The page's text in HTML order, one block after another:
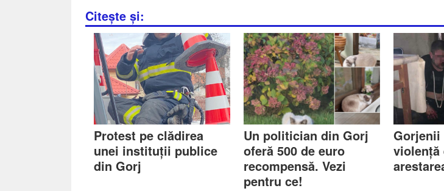
Citește și:
Protest pe clădirea
unei instituții publice
din Gorj
Un politician din Gorj
oferă 500 de euro
recompensă. Vezi
pentru ce!
Gorjenii
violență